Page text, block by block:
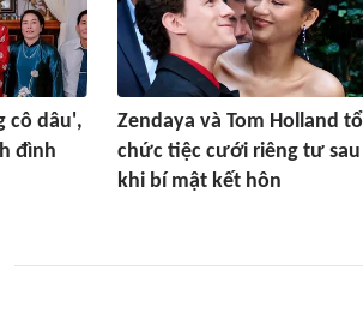
cô dâu',
đình
Zendaya và Tom Holland tổ
chức tiệc cưới riêng tư sau
khi bí mật kết hôn